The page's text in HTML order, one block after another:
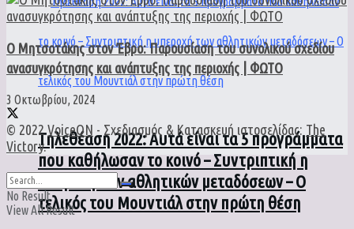
Τηλεθέαση 2022: Αυτά είναι τα 5 προγράμματα
που καθήλωσαν το κοινό – Συντριπτική η
υπεροχή των αθλητικών μεταδόσεων – Ο
τελικός του Μουντιάλ στην πρώτη θέση
Ο Μητσοτάκης στον Έβρο: Παρουσίαση του συνολικού σχεδίου
ανασυγκρότησης και ανάπτυξης της περιοχής | ΦΩΤΟ
3 Οκτωβρίου, 2024
© 2022VoiceON - Σχεδιασμός & Κατασκευή ιστοσελίδας: The
Victory.
No Result
View All Result